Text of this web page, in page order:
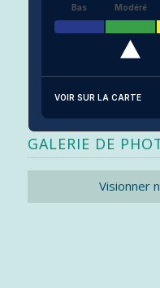
Bas Modéré
VOIR SUR LA CARTE
GALERIE DE
Visionner